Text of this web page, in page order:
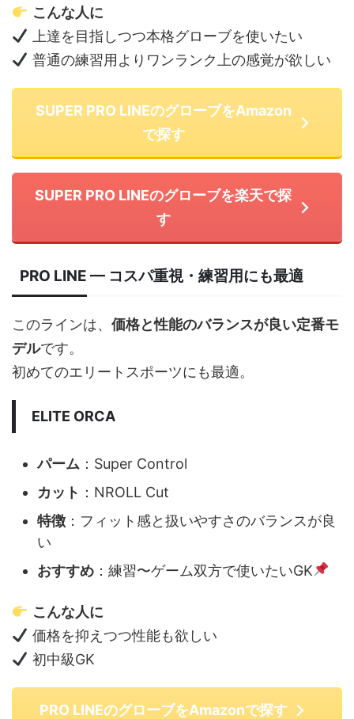
こんな人に
上達を目指しつつ本格グローブを使いたい
普通の練習用よりワンランク上の感覚が欲しい
SUPER PRO LINEのグローブをAmazon
で探す
SUPER PRO LINEのグローブを楽天で探
す
PRO LINE — コスパ重視・練習用にも最適
このラインは、 価格と性能のバランスが良い定番モ
デルです。
初めてのエリートスポーツにも最適。
ELITE ORCA
パーム ：Super Control
カット ：NROLL Cut
特徴 ：フィット感と扱いやすさのバランスが良
い
おすすめ ：練習〜ゲーム双方で使いたいGK
こんな人に
価格を抑えつつ性能も欲しい
初中級GK
PRO LINEのグローブをAmazonで探す